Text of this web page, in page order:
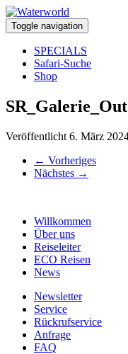
Toggle navigation
SPECIALS
Safari-Suche
Shop
Veröffentlicht 6. März
← Vorheriges
Nächstes →
Willkommen
Über uns
Reiseleiter
ECO Reisen
News
Newsletter
Service
Rückrufservice
Anfrage
FAQ